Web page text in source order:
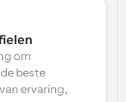
om
beste
ervaring,